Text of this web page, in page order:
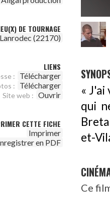
DE TOURNAGE
Lanrodec (22170)
LIENS
: Télécharger
: Télécharger
Site web : Ouvrir
CETTE FICHE
Imprimer
en PDF
«
qui
et-
Ce